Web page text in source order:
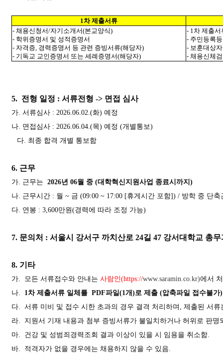
1차 제출서류
- 채용신청서/자기소개서(본교양식)
- 학위증명서 및 성적증명서
- 자격증, 경력증명서 등 관련 증빙서류(해당자)
- 기독교 교인증명서 또는 세례증명서(해당자)
- 1차 제출서
- 주민등록
- 보훈대상
- 채용신체
5. 전형 일정 :서류전형-> 면접 심사
가.서류심사 : 2026.06.02.(화)예정
나. 면접심사 : 2026.06.04.(목)예정(개별통보)
다. 최종 합격 개별 통보함
6. 근무
가. 근무는 2026년 06월 중(대학혁신지원사업 종료시까지)
나. 근무시간 : 월 ~ 금(09:00 ~ 17:00 [휴게시간 포함]) / 방학 중 단축
다. 연봉 : 3,600만원(경력에 따라 조정 가능)
7. 문의처 :서울시 강서구 까치산로24길47 강서대학교 총
8. 기타
가. 모든 서류접수와 안내는사람인(https://www.saramin.co.kr)에서
나. 1차 제출서류 일체를 PDF파일(1개)로 제출(압축파일 접수불가)
다.서류 미비 및 접수 시한 초과의 경우 결격 처리하며 ,제출된 서류
라. 지원서 기재 내용과 첨부 증빙서류가 불일치하거나 허위로 판명
마. 건강 및 성범죄경력조회 결과 이상이 있을 시 임용을 취소함.
바. 적격자가 없을 경우에는 채용하지 않을 수 있음.